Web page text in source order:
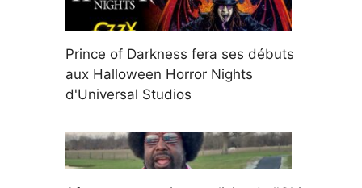
Prince of Darkness fera ses débuts
aux Halloween Horror Nights
d'Universal Studios